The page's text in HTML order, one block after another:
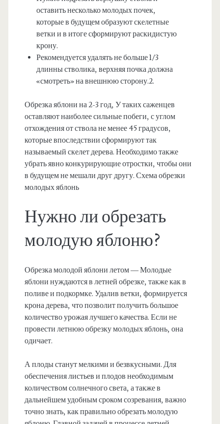
оставить несколько молодых почек,
которые в будущем образуют скелетные
ветки и в итоге сформируют раскидистую
крону.
Рекомендуется удалять не больше 1/3
длинны стволика, верхняя почка должна
«смотреть» на внешнюю сторону.2.
Обрезка яблони на 2-3 год, У таких саженцев
оставляют наиболее сильные побеги, с углом
отхождения от ствола не менее 45 градусов,
которые впоследствии сформируют так
называемый скелет дерева. Необходимо также
убрать явно конкурирующие отростки, чтобы они
в будущем не мешали друг другу. Схема обрезки
молодых яблонь
Нужно ли обрезать
молодую яблоню?
Обрезка молодой яблони летом — Молодые
яблони нуждаются в летней обрезке, также как в
поливе и подкормке. Удалив ветки, формируется
крона дерева, что позволит получить большое
количество урожая лучшего качества. Если не
провести летнюю обрезку молодых яблонь, она
одичает.
А плоды станут мелкими и безвкусными. Для
обеспечения листьев и плодов необходимым
количеством солнечного света, а также в
дальнейшем удобным сроком созревания, важно
точно знать, как правильно обрезать молодую